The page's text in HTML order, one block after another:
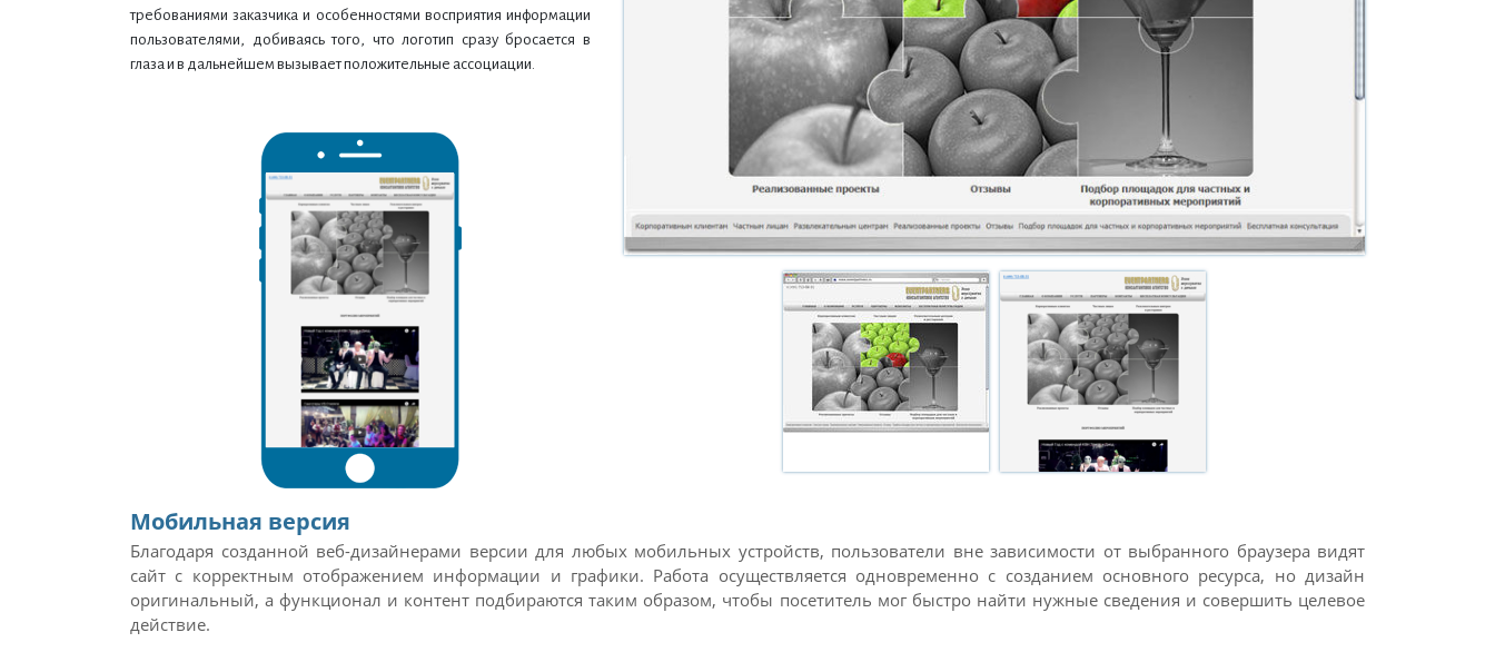
требованиями заказчика и особенностями восприятия информации
пользователями, добиваясь того, что логотип сразу бросается в
глаза и в дальнейшем вызывает положительные ассоциации.
Мобильная версия
Благодаря созданной веб-дизайнерами версии для любых мобильных устройств, пользователи вне зависимости от выбранного браузера видят
сайт с корректным отображением информации и графики. Работа осуществляется одновременно с созданием основного ресурса, но дизайн
оригинальный, а функционал и контент подбираются таким образом, чтобы посетитель мог быстро найти нужные сведения и совершить целевое
действие.